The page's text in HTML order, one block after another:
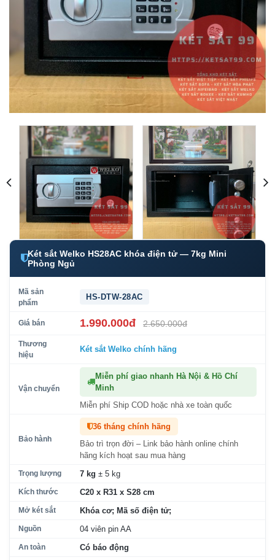
Két sắt Welko HS28AC khóa điện tử — 7kg Mini
Phòng Ngủ
Mã sản
phẩm
HS-DTW-28AC
Giá bán 1.990.000đ 2.650.000đ
Thương
hiệu
Két sắt Welko chính hãng
Vận chuyển
Miễn phí giao nhanh Hà Nội & Hồ Chí
Minh
Miễn phí Ship COD hoặc nhà xe toàn quốc
Bảo hành
36 tháng chính hãng
Bảo trì trọn đời – Link bảo hành online chính
hãng kích hoạt sau mua hàng
Trọng lượng 7 kg ± 5 kg
Kích thước C20 x R31 x S28 cm
Mở két sắt Khóa cơ; Mã số điện tử;
Nguồn 04 viên pin AA
An toàn Có báo động